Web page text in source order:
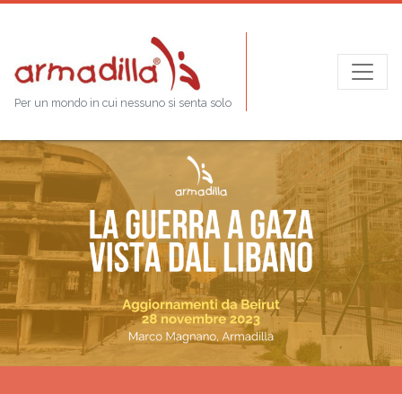
Per un mondo in cui nessuno si senta solo